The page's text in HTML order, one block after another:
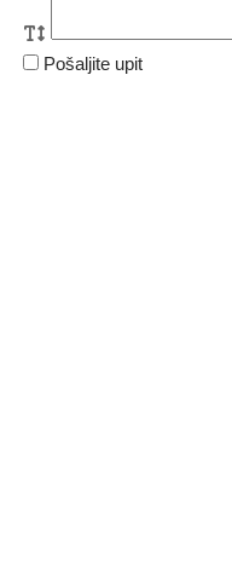
Pošaljite upit